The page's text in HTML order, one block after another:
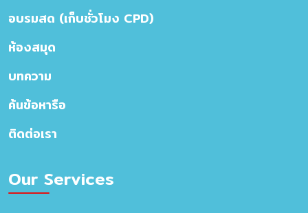
อบรมสด (เก็บชั่วโมง CPD)
ห้องสมุด
บทความ
ค้นข้อหารือ
ติดต่อเรา
Our Services